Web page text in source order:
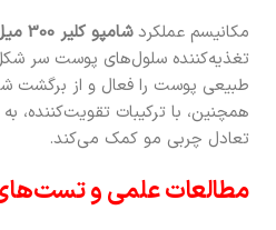
مکانیسم عملکردشامپو کلیر 300 میل
تغذیه‌کننده سلول‌های پوست سر
طبیعی پوست را فعال و از برگشت
همچنین، با ترکیبات
تعادل چربی مو کمک می‌کند.
مطالعات علمی و